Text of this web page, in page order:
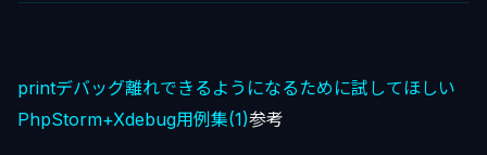
printデバッグ離れできるようになるために試してほしい
PhpStorm+Xdebug用例集(1)参考